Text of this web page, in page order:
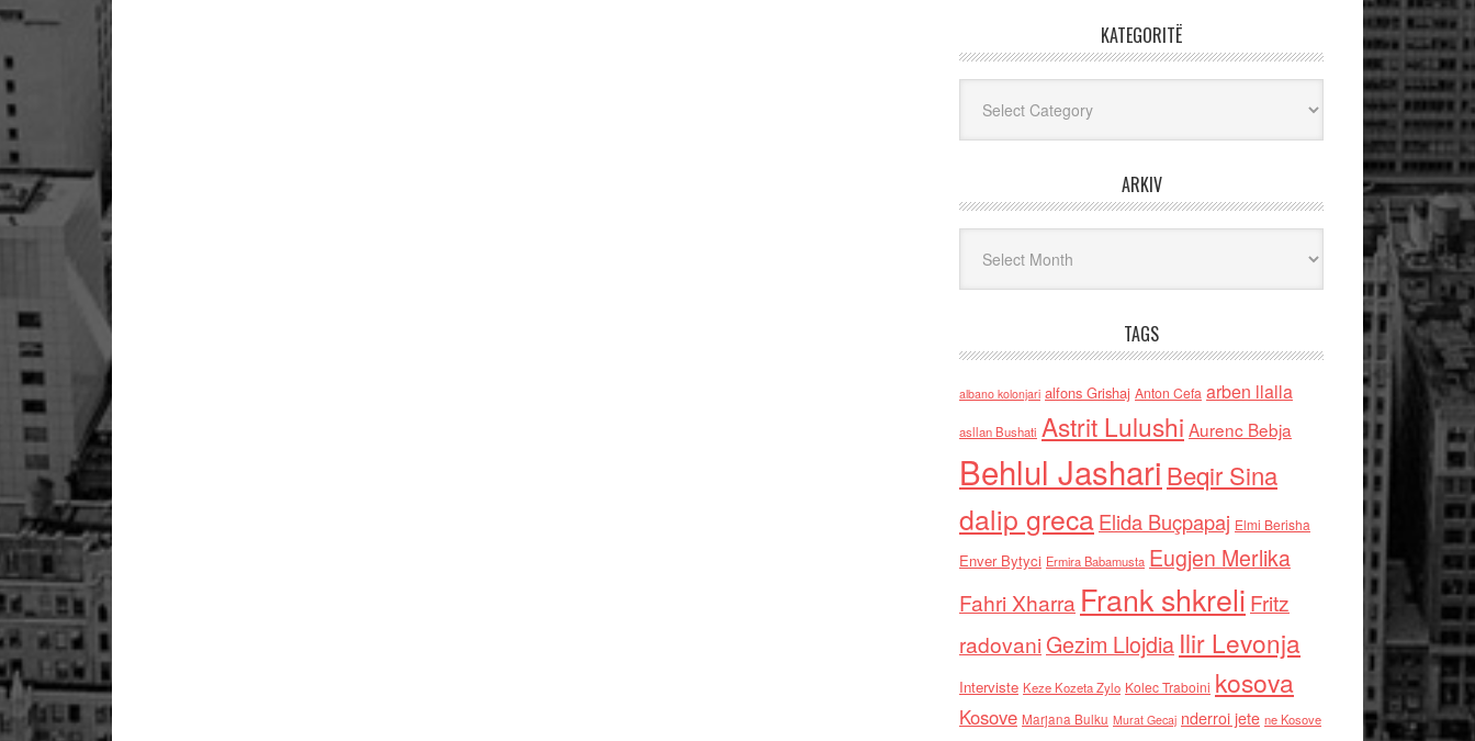
KATEGORITË
ARKIV
TAGS
albano kolonjari alfons Grishaj Anton Cefa arben llalla
asllan Bushati Astrit Lulushi Aurenc Bebja
Behlul Jashari Beqir Sina
dalip grecaElida Buçpapaj Elmi Berisha
Enver Bytyci Ermira Babamusta Eugjen Merlika
Fahri Xharra Frank shkreli Fritz
radovaniGezim Llojdia Ilir Levonja
Interviste Keze Kozeta Zylo Kolec Traboini kosova
Kosove Marjana Bulku Murat Gecaj nderroi jete ne Kosove